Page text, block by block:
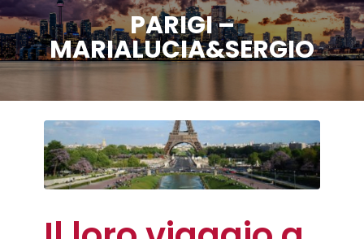
PARIGI –
MARIALUCIA&SERGIO